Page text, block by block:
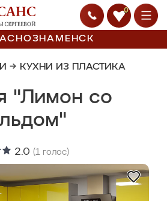
0
→ КУХНИ ИЗ ПЛАСТИКА
"Лимон со
2.0 (1 голос)